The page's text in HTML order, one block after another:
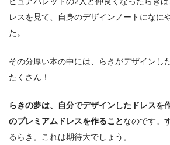
レスを見て、自身のデザインノートになに
た。
その分厚い本の中には、らきがデザインし
たくさん！
らきの夢は、自分でデザインしたドレスを
のプレミアムドレスを作ることなのです。
るらき。これは期待大でしょう。